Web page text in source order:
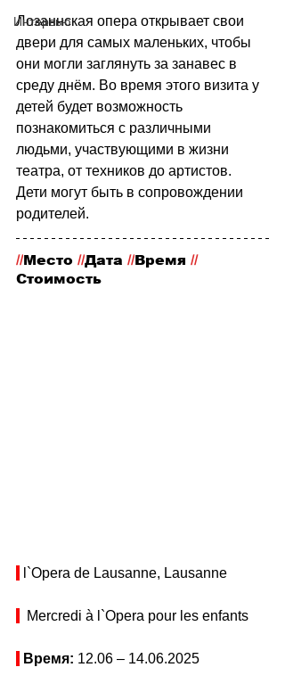
Интервью
Лозаннская опера открывает свои
двери для самых маленьких, чтобы
они могли заглянуть за занавес в
среду днём. Во время этого визита у
детей будет возможность
познакомиться с различными
людьми, участвующими в жизни
театра, от техников до артистов.
Дети могут быть в сопровождении
родителей.
//Место //Дата //Время //
Стоимость
l`Opera de Lausanne, Lausanne
Mercredi à l`Opera pour les enfants
Время: 12.06 – 14.06.2025